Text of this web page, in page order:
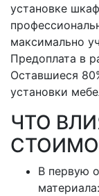
установке
максимально
Предоплата в
Оставшиеся
установки
ЧТО
В первую